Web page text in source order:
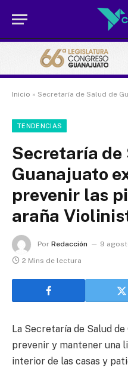
Inicio » Secretaría de Salud de Guanajuato
TENDENCIAS
Secretaría de
Guanajuato
prevenir las
araña
Por Redacción 9
2 Mins de lectura
La Secretaría de Salud
prevenir y mantener una
interior de las casas y